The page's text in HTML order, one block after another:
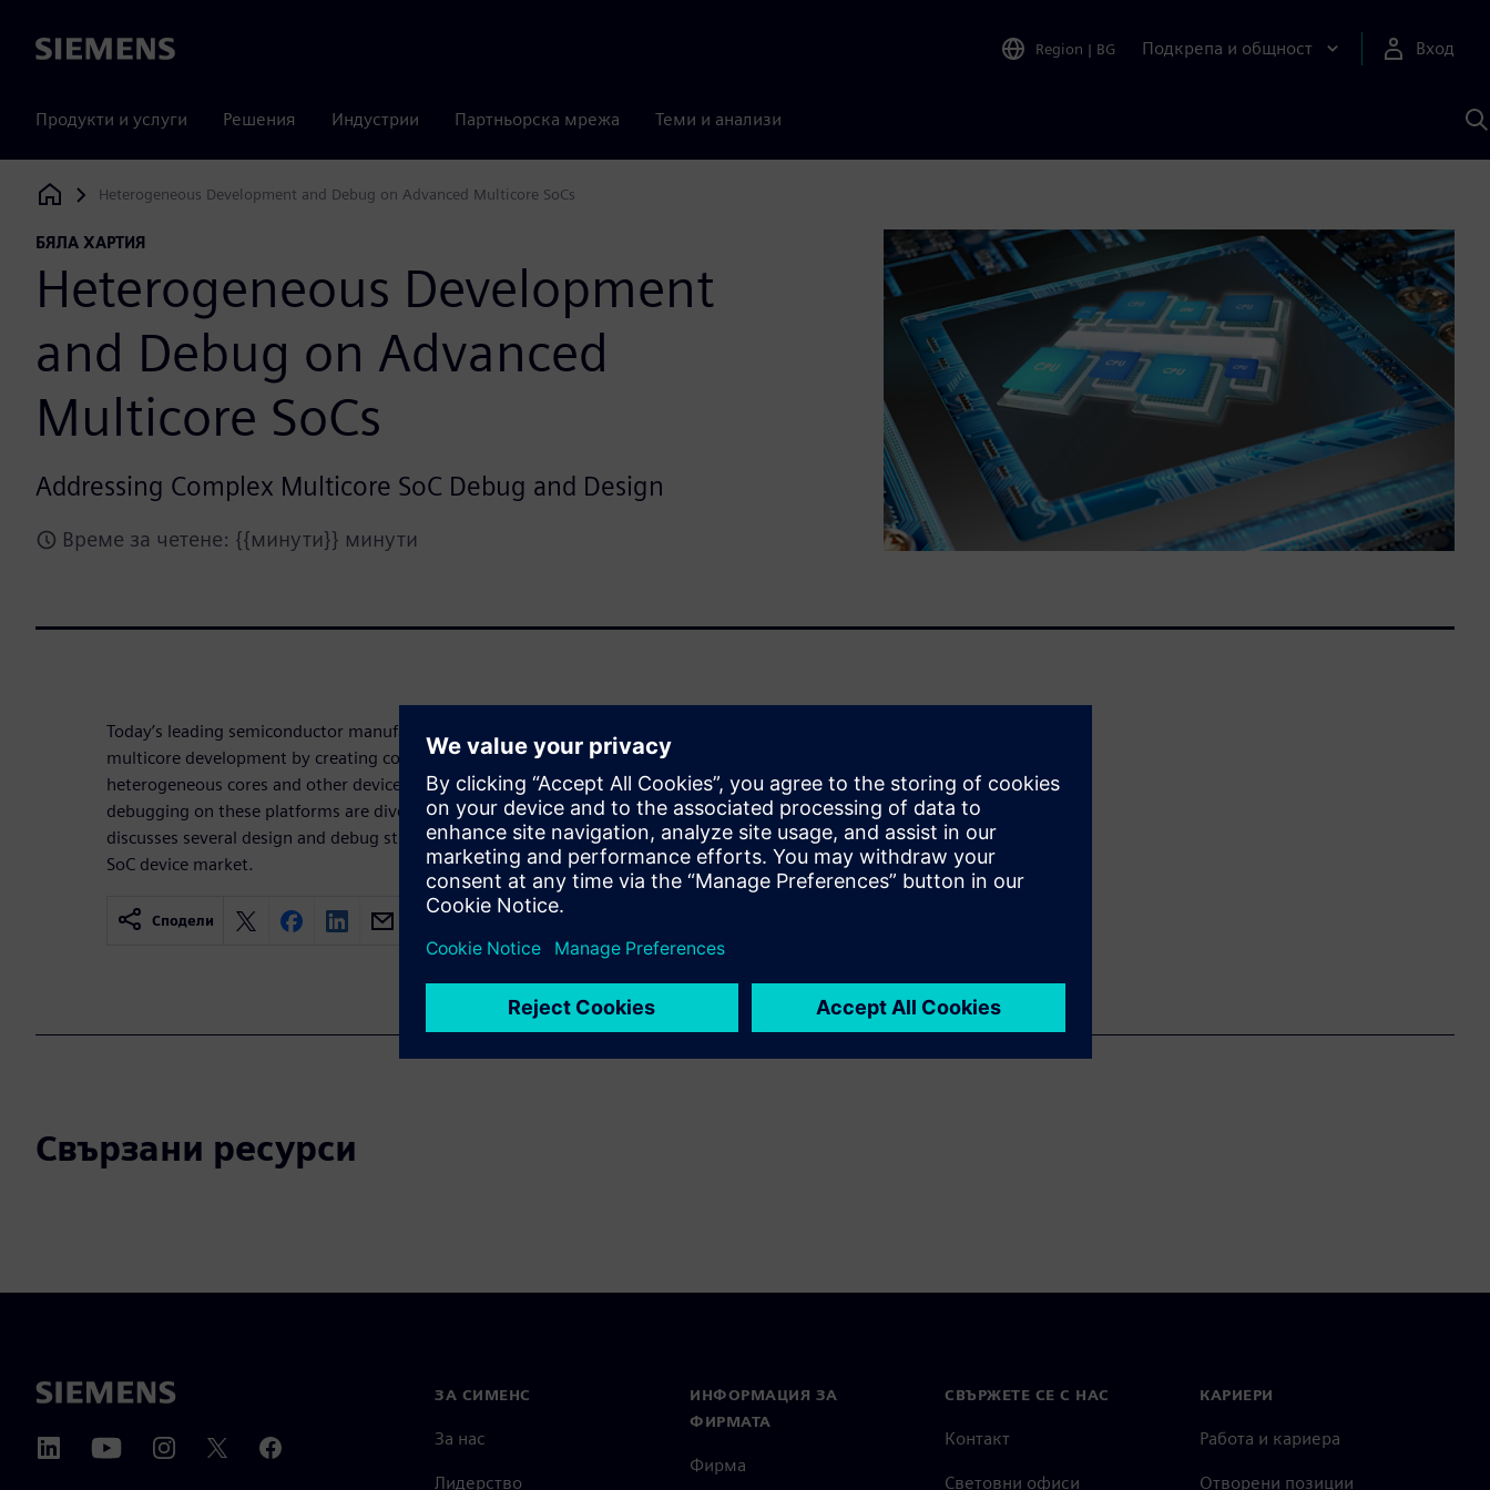
Siemens Region | BG Подкрепа и общност Вход
Продукти и услуги Решения Индустрии Партньорска мрежа Теми и анализи
с
Siemens Digital Industries Software
Heterogeneous Development and Debug on Advanced Multicore SoCs
БЯЛА ХАРТИЯ
Heterogeneous Development
and Debug on Advanced
Multicore SoCs
Addressing Complex Multicore SoC Debug and Design
Време за четене: {{минути}} минути
Today’s leading semiconductor manufacturers are responding to the needs of
multicore development by creating complex SoC architectures that combine
heterogeneous cores and other devices. Challenges to developing and
debugging on these platforms are diverse and verified. This white paper
discusses several design and debug strategies to address the growing multicore
SoC device market.
Сподели
Свързани ресурси
ЗА СИМЕНС
За нас
Лидерство
ИНФОРМАЦИЯ ЗА
ФИРМАТА
Фирма
СВЪРЖЕТЕ СЕ С НАС
Контакт
Световни офиси
КАРИЕРИ
Работа и кариера
Отворени позиции